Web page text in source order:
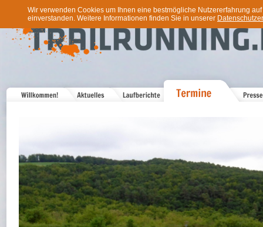
Wir verwenden Cookies um Ihnen eine bestmögliche Nutzererfahrung
einverstanden. Weitere Informationen finden Sie in unserer